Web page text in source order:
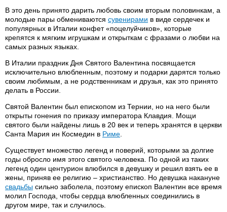
В это день принято дарить любовь своим вторым половинкам, а
молодые пары обмениваются сувенирами в виде сердечек и
популярных в Италии конфет «поцелуйчиков», которые
крепятся к мягким игрушкам и открыткам с фразами о любви на
самых разных языках.
В Италии праздник Дня Святого Валентина посвящается
исключительно влюбленным, поэтому и подарки дарятся только
своим любимым, а не родственникам и друзья, как это принято
делать в России.
Святой Валентин был епископом из Тернии, но на него были
открыты гонения по приказу императора Клавдия. Мощи
святого были найдены лишь в 20 век и теперь хранятся в церкви
Санта Мария ин Космедин в Риме
Существует множество легенд и поверий, которыми за долгие
годы обросло имя этого святого человека. По одной из таких
легенд один центурион влюбился в девушку и решил взять ее в
жены, приняв ее религию – христианство. Но девушка накануне
свадьбы сильно заболела, поэтому епископ Валентин все время
молил Господа, чтобы сердца влюбленных соединились в
другом мире, так и случилось.